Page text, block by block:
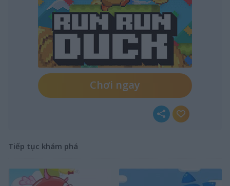
Chơi ngay
Tiếp tục khám phá